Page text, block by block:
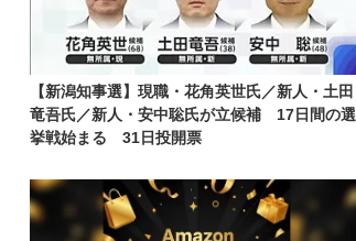
【新潟知事選】現職・花角英世氏／新人・土田
竜吾氏／新人・安中聡氏が立候補 17日間の選
挙戦始まる 31日投開票